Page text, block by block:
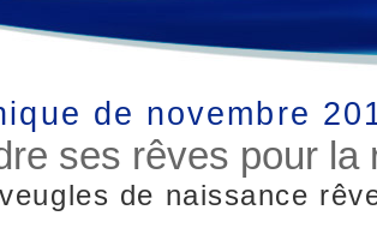
de novembre
ses rêves pour la
de naissance